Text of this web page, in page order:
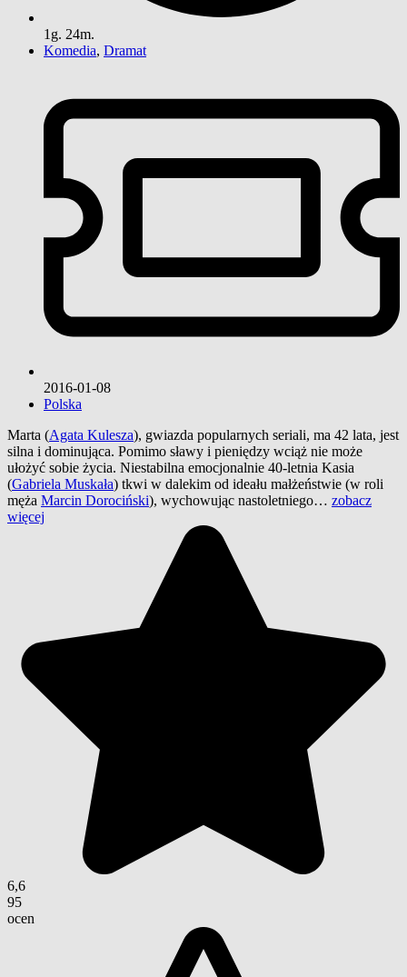
1g. 24m.
Komedia, Dramat
2016-01-08
Polska
Marta (Agata Kulesza), gwiazda popularnych seriali, ma 42 lata, jest
silna i dominująca. Pomimo sławy i pieniędzy wciąż nie może
ułożyć sobie życia. Niestabilna emocjonalnie 40-letnia Kasia
(Gabriela Muskała) tkwi w dalekim od ideału małżeństwie (w roli
męża Marcin Dorociński), wychowując nastoletniego… zobacz
więcej
6,6
95
ocen